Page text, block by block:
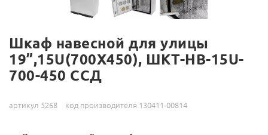
Шкаф навесной для улицы
19”,15U(700X450), ШКТ-НВ-15U-
700-450 ССД
артикул 5268 код производителя 130411-00814